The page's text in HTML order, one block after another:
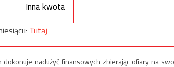
Inna kwota
Tutaj
nadużyć finansowych zbierając ofiary na